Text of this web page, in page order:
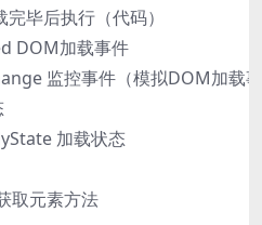
毕后执行（代码）
DOM加载事件
监控事件（模拟DOM加载
加载状态
取元素方法